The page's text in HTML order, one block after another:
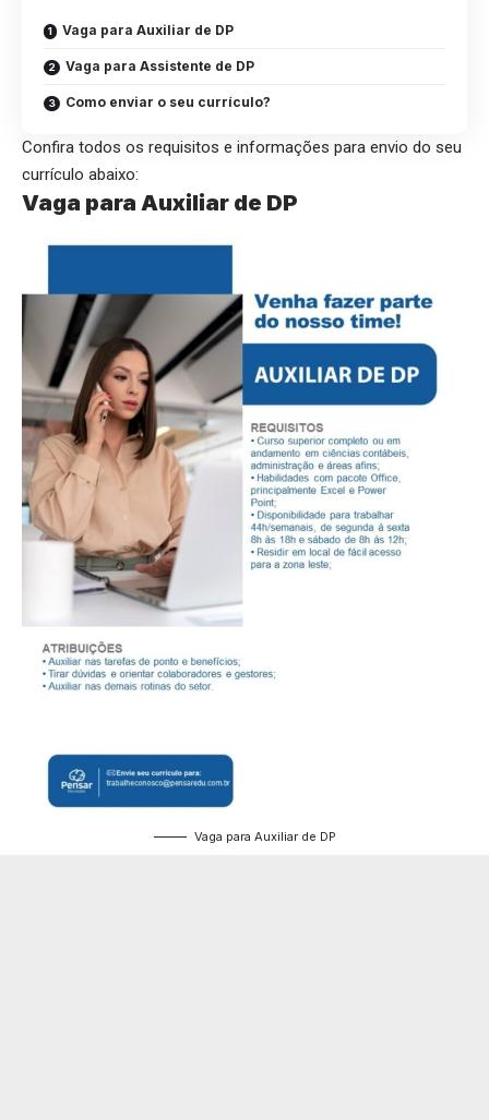
Vaga para Auxiliar de DP
Vaga para Assistente de DP
Como enviar o seu currículo?
Confira todos os requisitos e informações para envio do seu
currículo abaixo:
Vaga para Auxiliar de DP
Vaga para Auxiliar de DP